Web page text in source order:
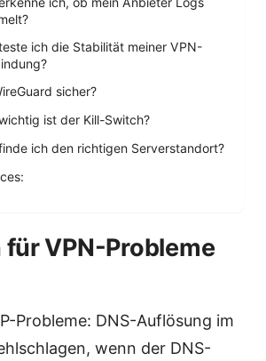
ich die Stabilität meiner VPN-
sicher?
ist der Kill-Switch?
ich den richtigen Serverstandort?
VPN-Probleme
Probleme: DNS-Auflösung im
wenn der DNS-